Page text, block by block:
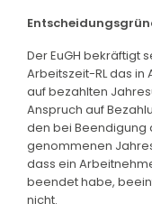
Der EuGH bekräftigt
Arbeitszeit-RL das in
auf bezahlten
Anspruch auf
den bei Beendigung
genommenen
dass ein
beendet habe,
nicht.